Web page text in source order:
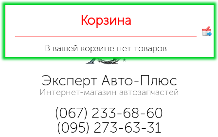
Эксперт Авто-Плюс
Интернет-магазин автозапчастей
(067) 233-68-60
(095) 273-63-31
Корзина
В вашей корзине нет товаров